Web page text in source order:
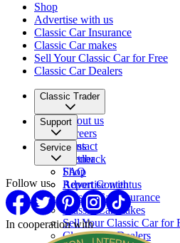
Shop
Advertise with us
Classic Car Insurance
Classic Car makes
Sell Your Classic Car for Free
Classic Car Dealers
Classic Trader
About us
Careers
Press
Partner
Support
Contact
Feedback
FAQ
Report Content
Service
Shop
Advertise with us
Classic Car Insurance
Classic Car makes
Sell Your Classic Car for
Classic Car Dealers
Follow us
In cooperation with